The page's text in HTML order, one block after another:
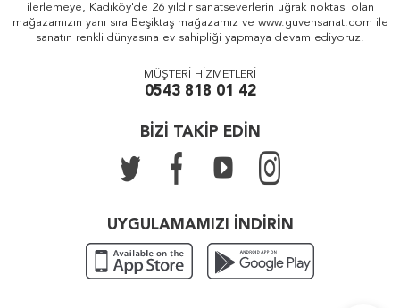
ilerlemeye, Kadıköy'de 26 yıldır sanatseverlerin uğrak noktası olan
mağazamızın yanı sıra Beşiktaş mağazamız ve www.guvensanat.com ile
sanatın renkli dünyasına ev sahipliği yapmaya devam ediyoruz.
MÜŞTERİ HİZMETLERİ
0543 818 01 42
BİZİ TAKİP EDİN
UYGULAMAMIZI İNDİRİN